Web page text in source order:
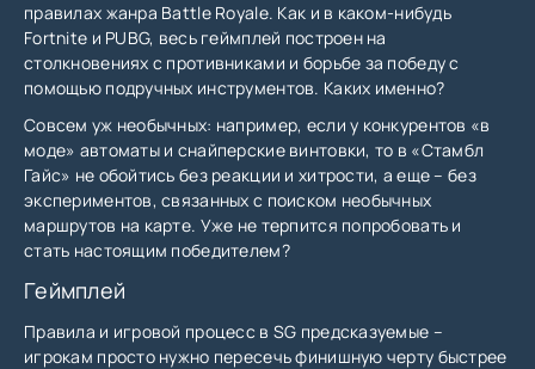
правилах жанра Battle Royale. Как и в каком-нибудь
Fortnite и PUBG, весь геймплей построен на
столкновениях с противниками и борьбе за победу с
помощью подручных инструментов. Каких именно?
Совсем уж необычных: например, если у конкурентов «в
моде» автоматы и снайперские винтовки, то в «Стамбл
Гайс» не обойтись без реакции и хитрости, а еще – без
экспериментов, связанных с поиском необычных
маршрутов на карте. Уже не терпится попробовать и
стать настоящим победителем?
Геймплей
Правила и игровой процесс в SG предсказуемые –
игрокам просто нужно пересечь финишную черту быстрее